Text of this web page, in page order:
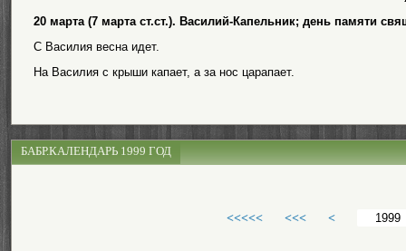
20 марта (7 марта ст.ст.). Василий-Капельник; день памяти
С Василия весна идет.
На Василия с крыши капает, а за нос царапает.
БАБР.КАЛЕНДАРЬ 1999 ГОД
<<<<< <<< <